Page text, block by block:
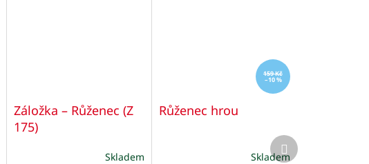
Záložka – Růženec (Z
175)
Skladem
159 Kč
–10 %
Růženec hrou
Skladem
Další
produkt